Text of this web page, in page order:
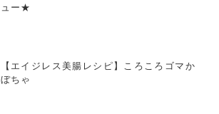
ュー★
【エイジレス美腸レシピ】ころころゴマか
ぼちゃ